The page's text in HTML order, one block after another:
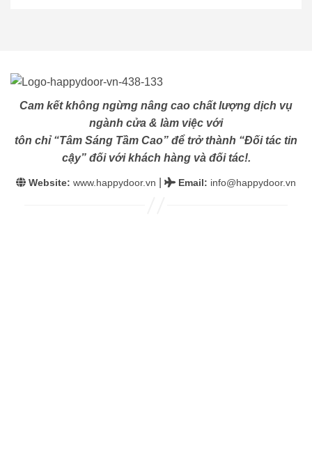
Cam kết không ngừng nâng cao chất lượng dịch vụ
ngành cửa & làm việc với
tôn chỉ “Tâm Sáng Tầm Cao” để trở thành “Đối tác tin
cậy” đối với khách hàng và đối tác!.
Website: www.happydoor.vn Email: info@happydoor.vn